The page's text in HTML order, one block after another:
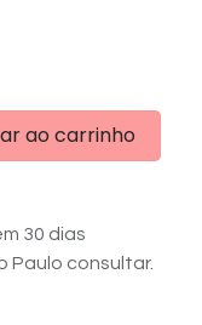
ao carrinho
30 dias
Paulo consultar.